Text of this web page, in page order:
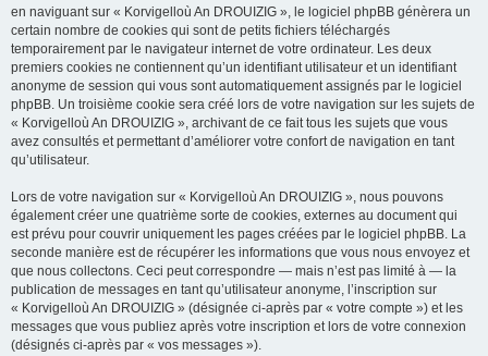
en naviguant sur « Korvigelloù An DROUIZIG », le logiciel phpBB génèrera un
certain nombre de cookies qui sont de petits fichiers téléchargés
temporairement par le navigateur internet de votre ordinateur. Les deux
premiers cookies ne contiennent qu’un identifiant utilisateur et un identifiant
anonyme de session qui vous sont automatiquement assignés par le logiciel
phpBB. Un troisième cookie sera créé lors de votre navigation sur les sujets de
« Korvigelloù An DROUIZIG », archivant de ce fait tous les sujets que vous
avez consultés et permettant d’améliorer votre confort de navigation en tant
qu’utilisateur.
Lors de votre navigation sur « Korvigelloù An DROUIZIG », nous pouvons
également créer une quatrième sorte de cookies, externes au document qui
est prévu pour couvrir uniquement les pages créées par le logiciel phpBB. La
seconde manière est de récupérer les informations que vous nous envoyez et
que nous collectons. Ceci peut correspondre — mais n’est pas limité à — la
publication de messages en tant qu’utilisateur anonyme, l’inscription sur
« Korvigelloù An DROUIZIG » (désignée ci-après par « votre compte ») et les
messages que vous publiez après votre inscription et lors de votre connexion
(désignés ci-après par « vos messages »).